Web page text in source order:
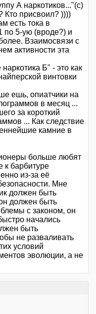
А наркотиков..."(с)
Кто присвоил? ))))
есть тока в
5-ую (вроде?) и
Взаимосвязи с
активности эта
Б" - это как
винтовки
ешь, опиатчики на
в месяц ...
за короткий
... Как следствие
камние в
больше любят
к барбитуре
из-за её
Мне
должен быть
должен быть
с законом, он
начались
быть
не разваливать
условий
эволюции, а не